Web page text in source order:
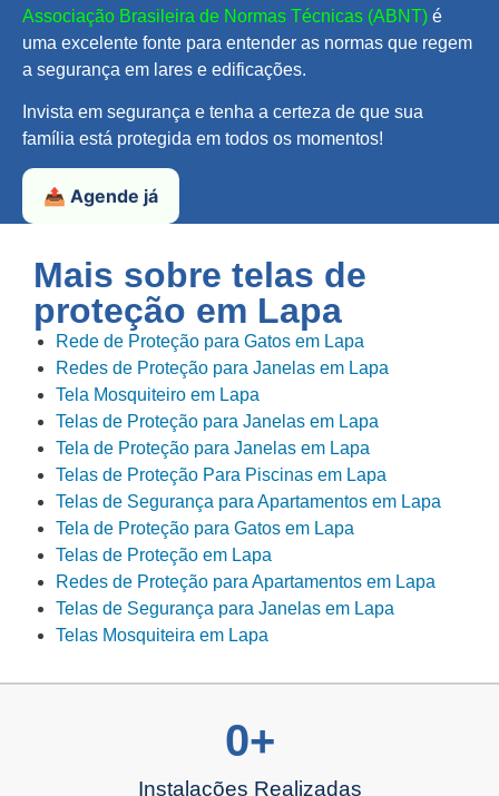
Associação Brasileira de Normas Técnicas (ABNT) é
uma excelente fonte para entender as normas que regem
a segurança em lares e edificações.
Invista em segurança e tenha a certeza de que sua
família está protegida em todos os momentos!
📤 Agende já
Mais sobre telas de
proteção em Lapa
Rede de Proteção para Gatos em Lapa
Redes de Proteção para Janelas em Lapa
Tela Mosquiteiro em Lapa
Telas de Proteção para Janelas em Lapa
Tela de Proteção para Janelas em Lapa
Telas de Proteção Para Piscinas em Lapa
Telas de Segurança para Apartamentos em Lapa
Tela de Proteção para Gatos em Lapa
Telas de Proteção em Lapa
Redes de Proteção para Apartamentos em Lapa
Telas de Segurança para Janelas em Lapa
Telas Mosquiteira em Lapa
Instalações Realizadas
0+